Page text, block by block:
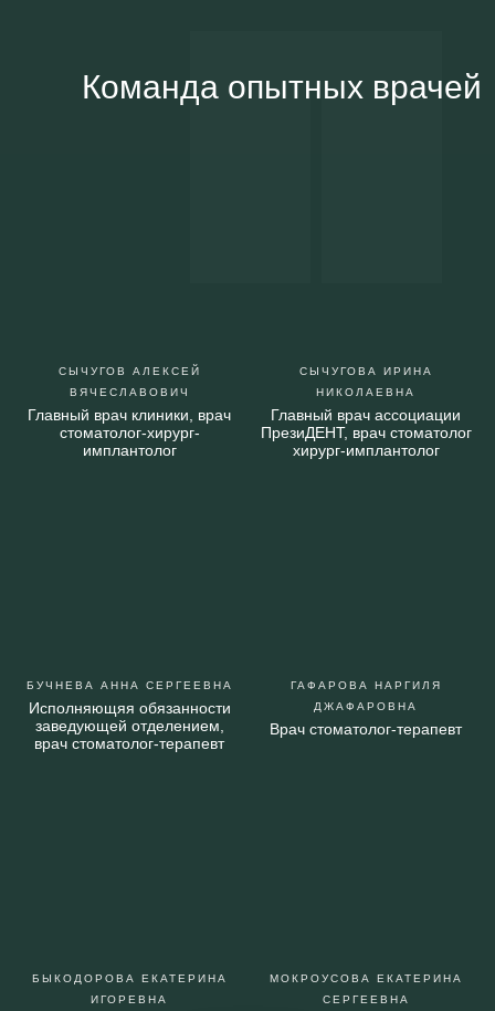
Команда опытных врачей
СЫЧУГОВ АЛЕКСЕЙ
ВЯЧЕСЛАВОВИЧ
Главный врач клиники, врач
стоматолог-хирург-
имплантолог
СЫЧУГОВА ИРИНА
НИКОЛАЕВНА
Главный врач ассоциации
ПрезиДЕНТ, врач стоматолог
хирург-имплантолог
БУЧНЕВА АННА СЕРГЕЕВНА
Исполняющяя обязанности
заведующей отделением,
врач стоматолог-терапевт
ГАФАРОВА НАРГИЛЯ
ДЖАФАРОВНА
Врач стоматолог-терапевт
БЫКОДОРОВА ЕКАТЕРИНА
ИГОРЕВНА
МОКРОУСОВА ЕКАТЕРИНА
СЕРГЕЕВНА